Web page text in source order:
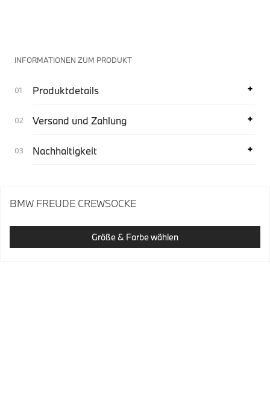
INFORMATIONEN ZUM PRODUKT
Produktdetails
Versand und Zahlung
Nachhaltigkeit
BMW FREUDE CREWSOCKE
Größe & Farbe wählen